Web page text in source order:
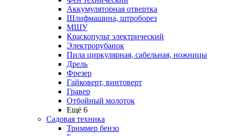
Аккумуляторная отвертка
Шлифмашина, штроборез
МШУ
Краскопульт электрический
Электрорубанок
Пила циркулярная, сабельная, ножницы
Дрель
Фрезер
Гайковерт, винтоверт
Гравер
Отбойный молоток
Ещё 6
Садовая техника
Триммер бензо